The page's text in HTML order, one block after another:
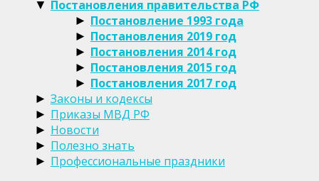
▼ Постановления правительства РФ
► Постановление 1993 года
► Постановления 2019 год
► Постановления 2014 год
► Постановления 2015 год
► Постановления 2017 год
► Законы и кодексы
► Приказы МВД РФ
► Новости
► Полезно знать
► Профессиональные праздники